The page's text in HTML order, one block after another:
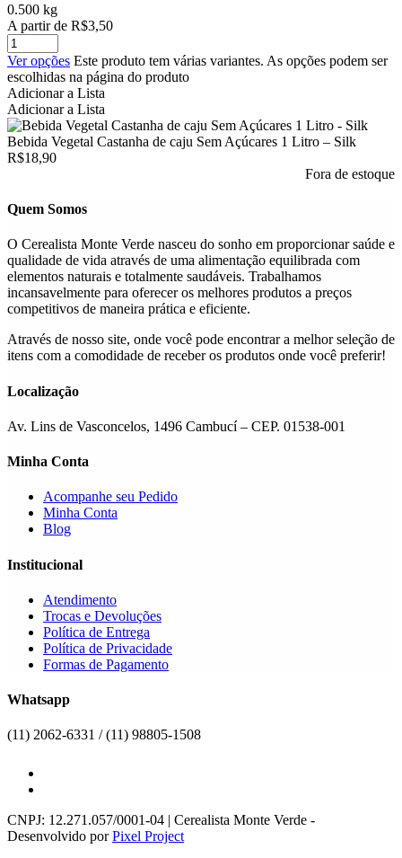
0.500 kg
A partir de R$3,50
Ver opções Este produto tem várias variantes. As opções podem ser
escolhidas na página do produto
Adicionar a Lista
Adicionar a Lista
Bebida Vegetal Castanha de caju Sem Açúcares 1 Litro – Silk
R$18,90
Fora de estoque
Quem Somos
O Cerealista Monte Verde nasceu do sonho em proporcionar saúde e
qualidade de vida através de uma alimentação equilibrada com
elementos naturais e totalmente saudáveis. Trabalhamos
incansavelmente para oferecer os melhores produtos a preços
competitivos de maneira prática e eficiente.
Através de nosso site, onde você pode encontrar a melhor seleção de
itens com a comodidade de receber os produtos onde você preferir!
Localização
Av. Lins de Vasconcelos, 1496 Cambucí – CEP. 01538-001
Minha Conta
Acompanhe seu Pedido
Minha Conta
Blog
Institucional
Atendimento
Trocas e Devoluções
Política de Entrega
Política de Privacidade
Formas de Pagamento
Whatsapp
(11) 2062-6331 / (11) 98805-1508
CNPJ: 12.271.057/0001-04 | Cerealista Monte Verde -
Desenvolvido porPixel Project